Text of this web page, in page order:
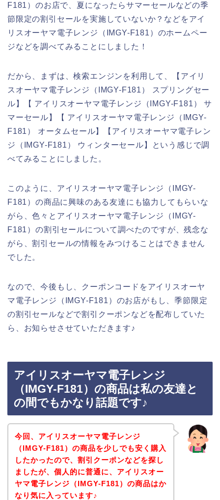
F181）のお店で、夏になったらサマーセールなどの季
節限定の割引セールを実施していないか？などをアイ
リスオーヤマ電子レンジ（IMGY-F181）のホームペー
ジなどを調べてみることにしました！
だから、まずは、検索エンジンを利用して、【アイリ
スオーヤマ電子レンジ（IMGY-F181） スプリングセー
ル】【 アイリスオーヤマ電子レンジ（IMGY-F181） サ
マーセール】【 アイリスオーヤマ電子レンジ（IMGY-
F181） オータムセール】【アイリスオーヤマ電子レン
ジ（IMGY-F181） ウィンターセール】という感じで調
べてみることにしました。
このように、アイリスオーヤマ電子レンジ（IMGY-
F181）の商品に興味のある友達にも協力してもらいな
がら、色々とアイリスオーヤマ電子レンジ（IMGY-
F181）の割引セールについて調べたのですが、残念な
がら、割引セールの情報をみつけることはできません
でした。
なので、今後もし、クーポンコードをアイリスオーヤ
マ電子レンジ（IMGY-F181）のお店がもし、季節限定
の割引セールなどで割引クーポンなどを配布していた
ら、お知らせさせていただきます♪
アイリスオーヤマ電子レンジ
（IMGY-F181）の商品は私の友達と
の間でもかなり話題です♪
今回、アイリスオーヤマ電子レンジ
（IMGY-F181）の商品を少しでも安く購入
したかったので、割引クーポンなどを探し
ましたが、個人的に普通に、アイリスオー
ヤマ電子レンジ（IMGY-F181）の商品はか
なり気に入っています♪